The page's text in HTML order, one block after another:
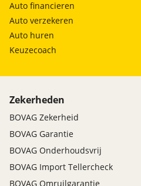
Auto financieren
Auto verzekeren
Auto huren
Keuzecoach
Zekerheden
BOVAG Zekerheid
BOVAG Garantie
BOVAG Onderhoudsvrij
BOVAG Import Tellercheck
BOVAG Omruilgarantie